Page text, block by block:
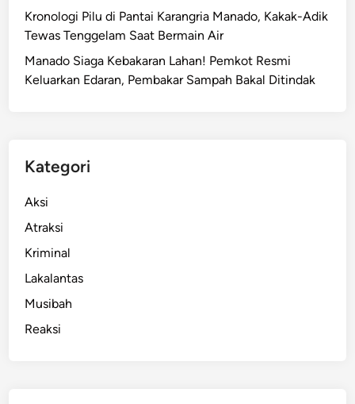
Kronologi Pilu di Pantai Karangria Manado, Kakak-Adik
Tewas Tenggelam Saat Bermain Air
Manado Siaga Kebakaran Lahan! Pemkot Resmi
Keluarkan Edaran, Pembakar Sampah Bakal Ditindak
Kategori
Aksi
Atraksi
Kriminal
Lakalantas
Musibah
Reaksi